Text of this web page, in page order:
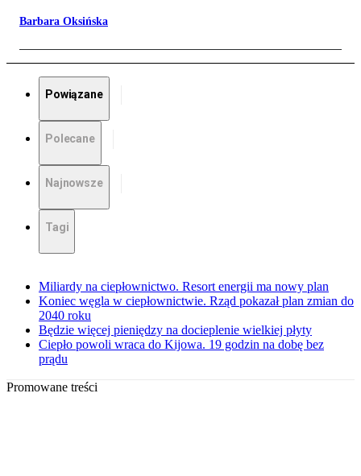
Barbara Oksińska
Powiązane
Polecane
Najnowsze
Tagi
Miliardy na ciepłownictwo. Resort energii ma nowy plan
Koniec węgla w ciepłownictwie. Rząd pokazał plan zmian do
2040 roku
Będzie więcej pieniędzy na docieplenie wielkiej płyty
Ciepło powoli wraca do Kijowa. 19 godzin na dobę bez
prądu
Promowane treści